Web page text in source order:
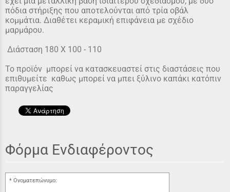
πόδια στήριξης που αποτελούνται από τρία οβάλ
κομμάτια. Διαθέτει κεραμική επιφάνεια με σχέδιο
μαρμάρου.
Διάσταση 180 Χ 100 - 110
Το προϊόν μπορεί να κατασκευαστεί στις διαστάσεις που
επιθυμείτε καθως μπορεί να μπει ξύλινο καπάκι κατόπιν
παραγγελίας
Φόρμα Ενδιαφέροντος
Ονοματεπώνυμο: